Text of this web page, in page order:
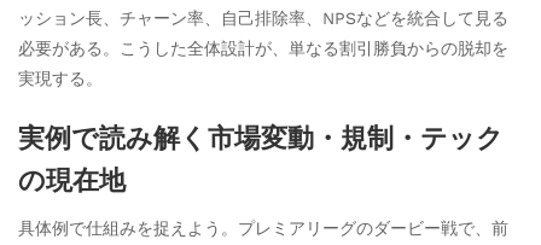
ッション長、チャーン率、自己排除率、NPSなどを統合して見る
必要がある。こうした全体設計が、単なる割引勝負からの脱却を
実現する。
実例で読み解く市場変動・規制・テック
の現在地
具体例で仕組みを捉えよう。プレミアリーグのダービー戦で、前